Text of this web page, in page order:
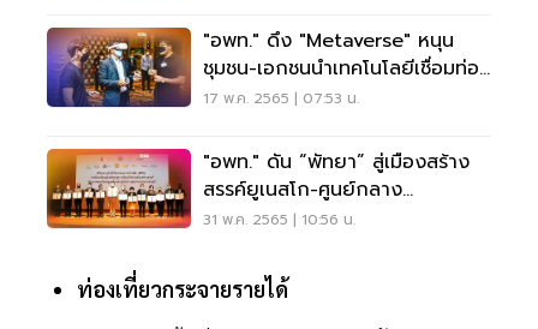
"อพท." ดึง "Metaverse" หนุน
ชุมชน-เอกชนนำเทคโนโลยีเชื่อมท่อง
เที่ยว
17 พ.ค. 2565 | 07:53 น.
"อพท." ดัน “พัทยา” สู่เมืองสร้าง
สรรค์ยูเนสโก-ศูนย์กลาง
อุตสาหกรรมภาพยนตร์
31 พ.ค. 2565 | 10:56 น.
ท่องเที่ยวกระจายรายได้